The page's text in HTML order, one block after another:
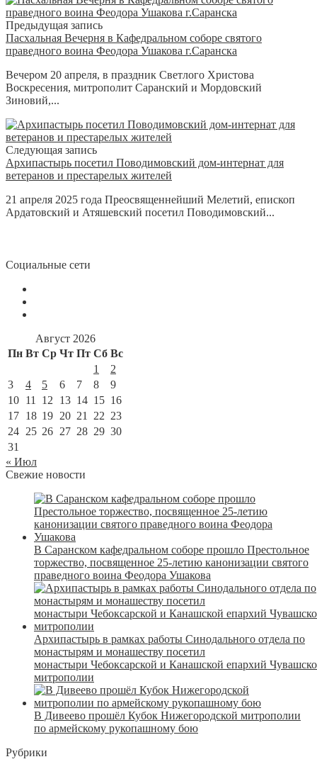
Предыдущая запись
Пасхальная Вечерня в Кафедральном соборе святого
праведного воина Феодора Ушакова г.Саранска
Вечером 20 апреля, в праздник Светлого Христова
Воскресения, митрополит Саранский и Мордовский
Зиновий,...
Следующая запись
Архипастырь посетил Поводимовский дом-интернат для
ветеранов и престарелых жителей
21 апреля 2025 года Преосвященнейший Мелетий, епископ
Ардатовский и Атяшевский посетил Поводимовский...
Социальные сети
Август 2026
Пн Вт Ср Чт Пт Сб Вс
1
2
3
4 5 6 7 8
9
10 11 12 13 14 15 16
17 18 19 20 21 22 23
24 25 26 27 28 29 30
31
« Июл
Свежие новости
В Саранском кафедральном соборе прошло Престольное
торжество, посвященное 25-летию канонизации святого
праведного воина Феодора Ушакова
Архипастырь в рамках работы Синодального отдела по
монастырям и монашеству посетил
монастыри Чебоксарской и Канашской епархий
митрополии
В Дивеево прошёл Кубок Нижегородской митрополии
по армейскому рукопашному бою
Рубрики